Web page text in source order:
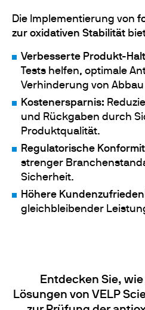
Die Implementierung von
zur oxidativen Stabilität
Verbesserte Produkt-
Tests helfen, optimale
Verhinderung von
Kostenersparnis:
und Rückgaben durch
Produktqualität.
Regulatorische
strenger
Sicherheit.
Höhere
gleichbleibender
Entdecken Sie,
Lösungen von VELP